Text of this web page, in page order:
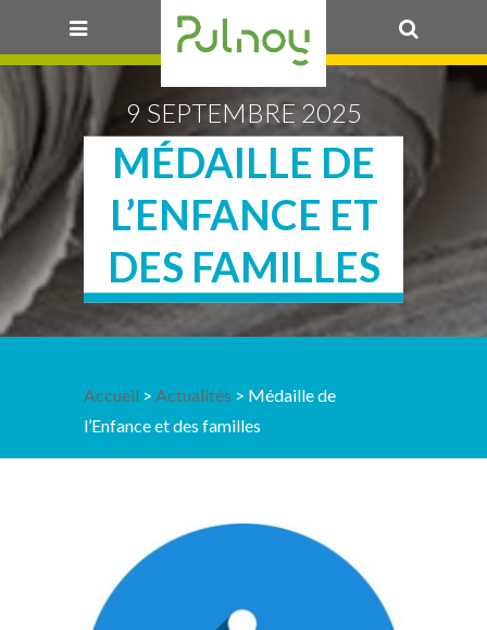
9 SEPTEMBRE 2025
MÉDAILLE DE
L’ENFANCE ET
DES FAMILLES
Accueil >Actualités > Médaille de
l’Enfance et des familles